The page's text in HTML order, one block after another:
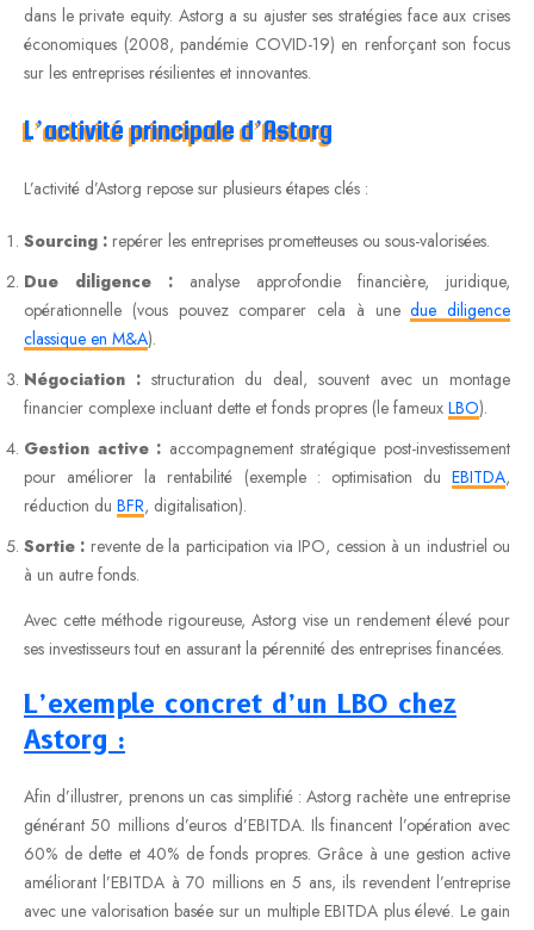
dans le private equity. Astorg a su ajuster ses stratégies face aux crises
économiques (2008, pandémie COVID-19) en renforçant son focus
sur les entreprises résilientes et innovantes.
L’activité principale d’Astorg
L’activité d’Astorg repose sur plusieurs étapes clés :
Sourcing : repérer les entreprises prometteuses ou sous-valorisées.
Due diligence : analyse approfondie financière, juridique,
opérationnelle (vous pouvez comparer cela à unedue diligence
classique en M&A).
Négociation :structuration du deal, souvent avec un montage
financier complexe incluant dette et fonds propres (le fameux LBO).
Gestion active : accompagnement stratégique post-investissement
pour améliorer la rentabilité (exemple : optimisation du EBITDA,
réduction du BFR, digitalisation).
Sortie : revente de la participation via IPO, cession à un industriel ou
à un autre fonds.
Avec cette méthode rigoureuse, Astorg vise un rendement élevé pour
ses investisseurs tout en assurant la pérennité des entreprises financées.
L’exemple concret d’un LBO chez
Astorg :
Afin d’illustrer, prenons un cas simplifié : Astorg rachète une entreprise
générant 50 millions d’euros d’EBITDA. Ils financent l’opération avec
60% de dette et 40% de fonds propres. Grâce à une gestion active
améliorant l’EBITDA à 70 millions en 5 ans, ils revendent l’entreprise
avec une valorisation basée sur un multiple EBITDA plus élevé. Le gain